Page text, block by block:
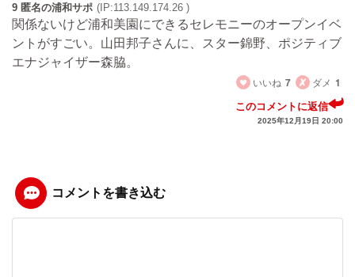
9 匿名の浦和サポ (IP:113.149.174.26 )
関係ないけど浦和美園にできるセレモニーのオープンイベ
ントがすごい。山田邦子さんに、スター錦野、ポジティブ
エナジャイザー森脇。
いいね 7 ダメ 1
このコメントに返信
2025年12月19日 20:00
コメントを書き込む